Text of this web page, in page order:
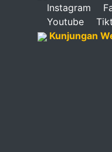
Instagram
Youtube
Kunjungan